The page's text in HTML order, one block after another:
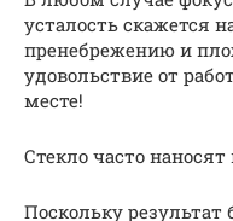
усталость скажется
пренебрежению и
удовольствие от
месте!
Стекло часто наносят
Поскольку